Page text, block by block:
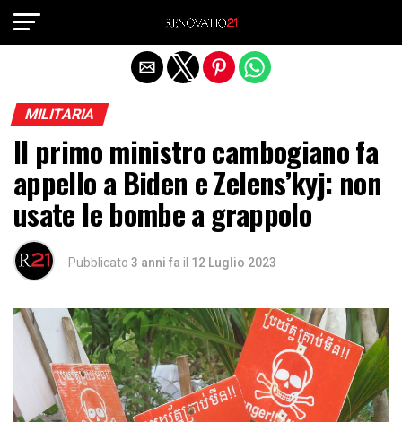
MILITARIA
Il primo ministro cambogiano fa
appello a Biden e Zelens’kyj: non
usate le bombe a grappolo
Pubblicato 3 anni fa il 12 Luglio 2023
Exit mobile version